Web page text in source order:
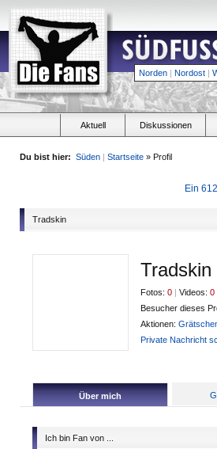
Norden | Nordost |
Aktuell Diskussionen
Du bist hier: Süden | Startseite » Profil
Ein
Tradskin
Tradskin
Fotos: 0 | Videos: 0
Besucher dieses
Aktionen:
Private Nachricht
Über mich
Ich bin Fan von ...